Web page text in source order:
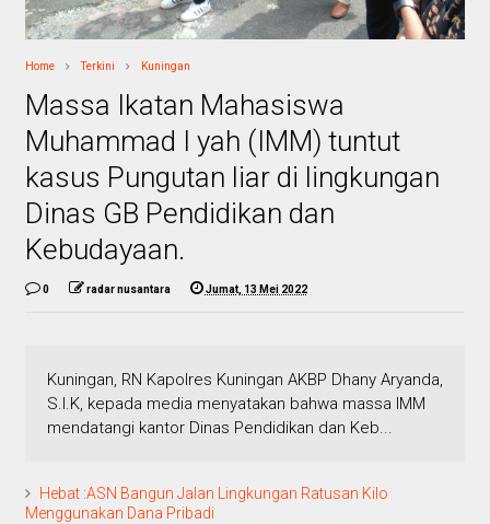
Home Terkini Kuningan
Massa Ikatan Mahasiswa
Muhammad I yah (IMM) tuntut
kasus Pungutan liar di lingkungan
Dinas GB Pendidikan dan
Kebudayaan.
0 radar nusantara Jumat, 13 Mei 2022
Kuningan, RN Kapolres Kuningan AKBP Dhany Aryanda,
S.I.K, kepada media menyatakan bahwa massa IMM
mendatangi kantor Dinas Pendidikan dan Keb...
Hebat :ASN Bangun Jalan Lingkungan Ratusan Kilo
Menggunakan Dana Pribadi